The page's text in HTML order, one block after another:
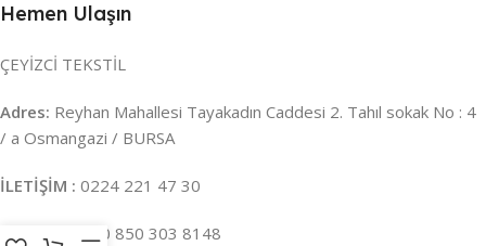
Hemen Ulaşın
ÇEYİZCİ TEKSTİL
Adres: Reyhan Mahallesi Tayakadın Caddesi 2. Tahıl sokak No : 4
/ a Osmangazi / BURSA
İLETİŞİM : 0224 221 47 30
WHATSAPP : 0 850 303 8148